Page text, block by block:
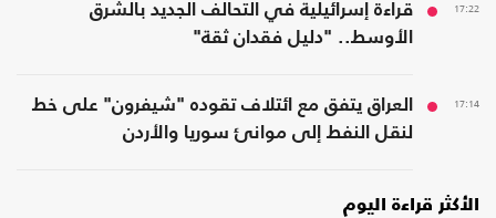
17:22
قراءة إسرائيلية في التحالف الجديد بالشرق
الأوسط.. "دليل فقدان ثقة"
17:14
العراق يتفق مع ائتلاف تقوده "شيفرون" على خط
لنقل النفط إلى موانئ سوريا والأردن
الأكثر قراءة اليوم